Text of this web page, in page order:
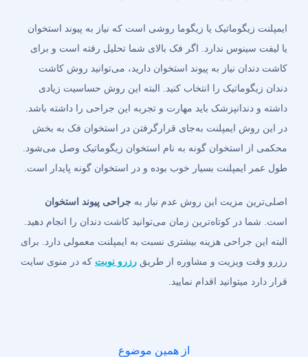
ایمپلنت زیگوماتیک یا زیگوما روشی است که نیاز به پیوند استخوان
یا لیفت سینوس ندارد. اگر فک بالای شما تحلیل رفته است و برای
کاشت دندان نیاز به پیوند استخوان دارید، می‌توانید روش کاشت
دندان زیگوماتیک را انتخاب کنید. البته این روش حساسیت زیادی
داشته و دندانپزشک باید مهارت و تجربه این جراحی را داشته باشد.
در این روش ایمپلنت به‌جای قرارگرفتن در استخوان فک به بخش
محکمی از استخوان گونه به نام استخوان زیگوماتیک وصل می‌شود.
طول عمر ایمپلنت بسیار خوب بوده و در استخوان گونه پایدار است.
اصلی‌ترین مزیت این روش عدم نیاز به جراحی پیوند استخوان
است. شما در کوتاه‌ترین زمان می‌توانید کاشت دندان را انجام دهید.
البته این جراحی هزینه بیشتری نسبت به ایمپلنت معمولی دارد. برای
رزرو وقت ویزیت و مشاوره از طریق رزرو نوبت که در منوی سایت
قرار دارد میتوانید اقدام نمایید.
از همین موضوع